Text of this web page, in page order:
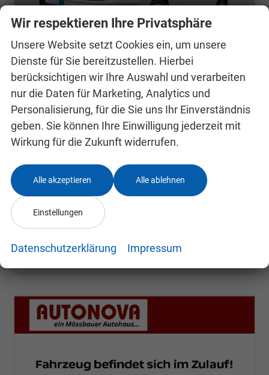
Skoda Kamiq
Selection
Fahrzeugnr. 24991807 Getriebe Schalt. 6-Gang
Kraftstoff Benzin Leistung 85 kW (116 PS)
22.800,– € Details
Verbrauch kombiniert:
CO -Klasse:D
CO2-Emissionen:123,00 g/km
Wir respektieren Ihre Privatsphäre
Unsere Website setzt Cookies ein, um unsere
Dienste für Sie bereitzustellen. Hierbei
berücksichtigen wir Ihre Auswahl und verarbeiten
nur die Daten für Marketing, Analytics und
Personalisierung, für die Sie uns Ihr Einverständnis
geben. Sie können Ihre Einwilligung jederzeit mit
Wirkung für die Zukunft widerrufen.
Alle akzeptieren Alle ablehnen
Einstellungen
Datenschutzerklärung Impressum